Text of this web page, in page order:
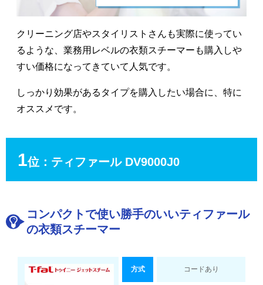
クリーニング店やスタイリストさんも実際に使ってい
るような、業務用レベルの衣類スチーマーも購入しや
すい価格になってきていて人気です。
しっかり効果があるタイプを購入したい場合に、特に
オススメです。
1位：ティファール DV9000J0
コンパクトで使い勝手のいいティファール
の衣類スチーマー
方式 コードあり